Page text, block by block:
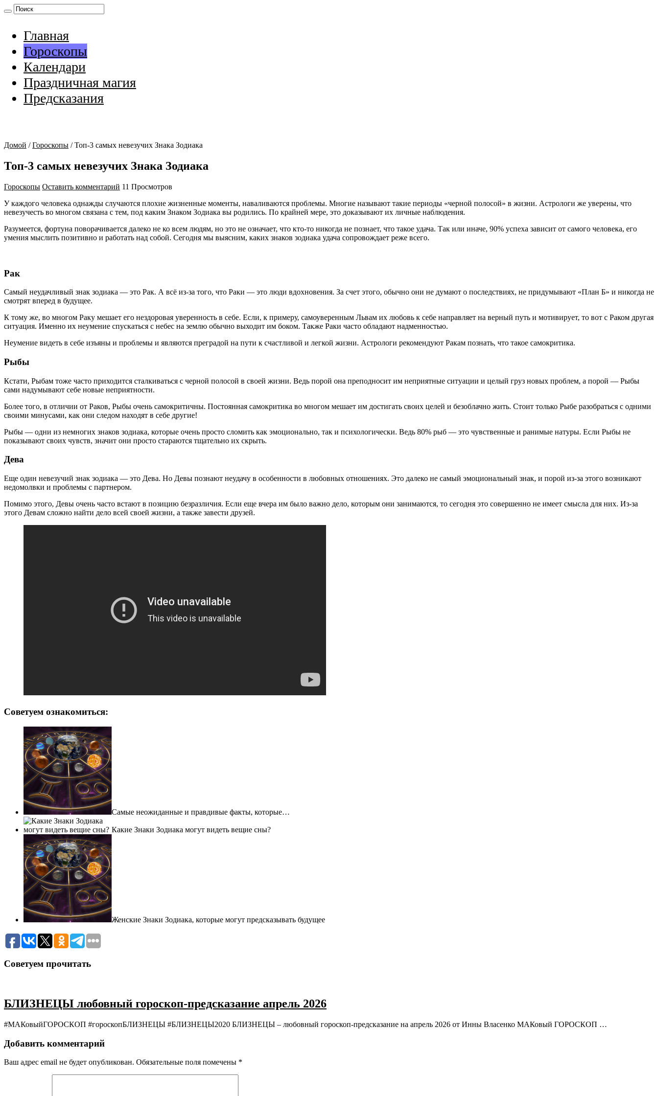
Главная
Гороскопы
Календари
Праздничная магия
Предсказания
Домой / Гороскопы / Топ-3 самых невезучих Знака Зодиака
Топ-3 самых невезучих Знака Зодиака
Гороскопы Оставить комментарий 11 Просмотров
У каждого человека однажды случаются плохие жизненные моменты, наваливаются проблемы. Многие называют такие периоды «черной полосой» в жизни. Астрологи же уверены, что
невезучесть во многом связана с тем, под каким Знаком Зодиака вы родились. По крайней мере, это доказывают их личные наблюдения.
Разумеется, фортуна поворачивается далеко не ко всем людям, но это не означает, что кто-то никогда не познает, что такое удача. Так или иначе, 90% успеха зависит от самого человека, его
умения мыслить позитивно и работать над собой. Сегодня мы выясним, каких знаков зодиака удача сопровождает реже всего.
Рак
Самый неудачливый знак зодиака — это Рак. А всё из-за того, что Раки — это люди вдохновения. За счет этого, обычно они не думают о последствиях, не придумывают «План Б» и никогда не
смотрят вперед в будущее.
К тому же, во многом Раку мешает его нездоровая уверенность в себе. Если, к примеру, самоуверенным Львам их любовь к себе направляет на верный путь и мотивирует, то вот с Раком другая
ситуация. Именно их неумение спускаться с небес на землю обычно выходит им боком. Также Раки часто обладают надменностью.
Неумение видеть в себе изъяны и проблемы и являются преградой на пути к счастливой и легкой жизни. Астрологи рекомендуют Ракам познать, что такое самокритика.
Рыбы
Кстати, Рыбам тоже часто приходится сталкиваться с черной полосой в своей жизни. Ведь порой она преподносит им неприятные ситуации и целый груз новых проблем, а порой — Рыбы
сами надумывают себе новые неприятности.
Более того, в отличии от Раков, Рыбы очень самокритичны. Постоянная самокритика во многом мешает им достигать своих целей и безоблачно жить. Стоит только Рыбе разобраться с одними
своими минусами, как они следом находят в себе другие!
Рыбы — одни из немногих знаков зодиака, которые очень просто сломить как эмоционально, так и психологически. Ведь 80% рыб — это чувственные и ранимые натуры. Если Рыбы не
показывают своих чувств, значит они просто стараются тщательно их скрыть.
Дева
Еще один невезучий знак зодиака — это Дева. Но Девы познают неудачу в особенности в любовных отношениях. Это далеко не самый эмоциональный знак, и порой из-за этого возникают
недомолвки и проблемы с партнером.
Помимо этого, Девы очень часто встают в позицию безразличия. Если еще вчера им было важно дело, которым они занимаются, то сегодня это совершенно не имеет смысла для них. Из-за
этого Девам сложно найти дело всей своей жизни, а также завести друзей.
Советуем ознакомиться:
Самые неожиданные и правдивые факты, которые…
Какие Знаки Зодиака могут видеть вещие сны?
Женские Знаки Зодиака, которые могут предсказывать будущее
Советуем прочитать
БЛИЗНЕЦЫ любовный гороскоп-предсказание апрель 2026
#МАКовыйГОРОСКОП #гороскопБЛИЗНЕЦЫ #БЛИЗНЕЦЫ2020 БЛИЗНЕЦЫ – любовный гороскоп-предсказание на апрель 2026 от Инны Власенко МАКовый ГОРОСКОП …
Добавить комментарий
Ваш адрес email не будет опубликован. Обязательные поля помечены *